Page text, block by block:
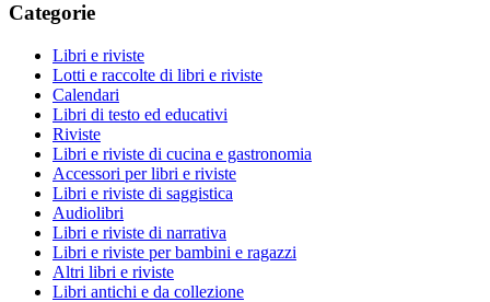
Categorie
Libri e riviste
Lotti e raccolte di libri e riviste
Calendari
Libri di testo ed educativi
Riviste
Libri e riviste di cucina e gastronomia
Accessori per libri e riviste
Libri e riviste di saggistica
Audiolibri
Libri e riviste di narrativa
Libri e riviste per bambini e ragazzi
Altri libri e riviste
Libri antichi e da collezione